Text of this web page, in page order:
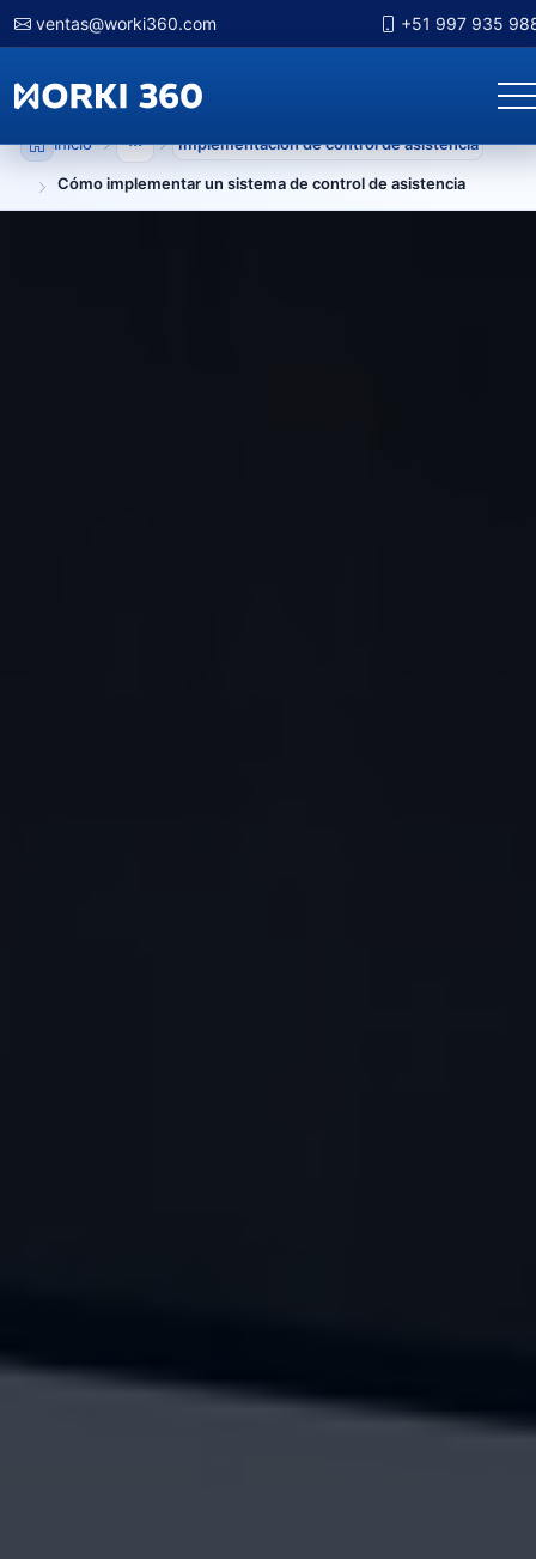
ventas@worki360.com +51 997 935
Inicio Mostrar niveles anteriores
Implementación de control de asistencia
Cómo implementar un sistema de control de asistencia